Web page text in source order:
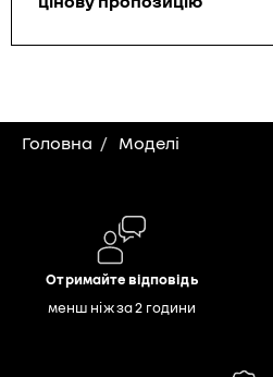
Головна Моделі
Отримайте відповідь
менш ніж за 2 години